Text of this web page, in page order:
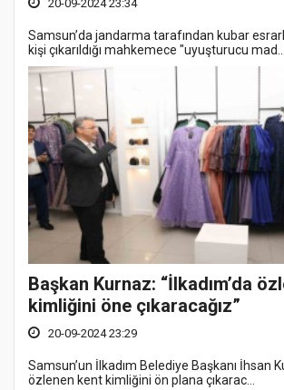
20-09-2024 23:34
Samsun’da jandarma tarafından kubar
kişi çıkarıldığı mahkemece "uyuşturucu mad...
Başkan Kurnaz: “İlkadım’da
kimliğini öne çıkaracağız”
20-09-2024 23:29
Samsun’un İlkadım Belediye Başkanı İhsan
özlenen kent kimliğini ön plana çıkarac...